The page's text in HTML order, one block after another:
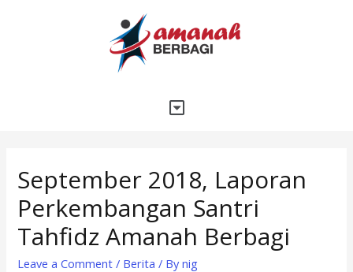
September 2018, Laporan
Perkembangan Santri
Tahfidz Amanah Berbagi
Leave a Comment / Berita / Bynig